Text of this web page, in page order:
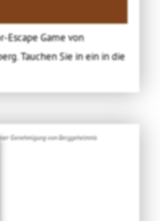
Escape Game von
Tauchen Sie in ein in die
Genehmigung von Berggeheimnis